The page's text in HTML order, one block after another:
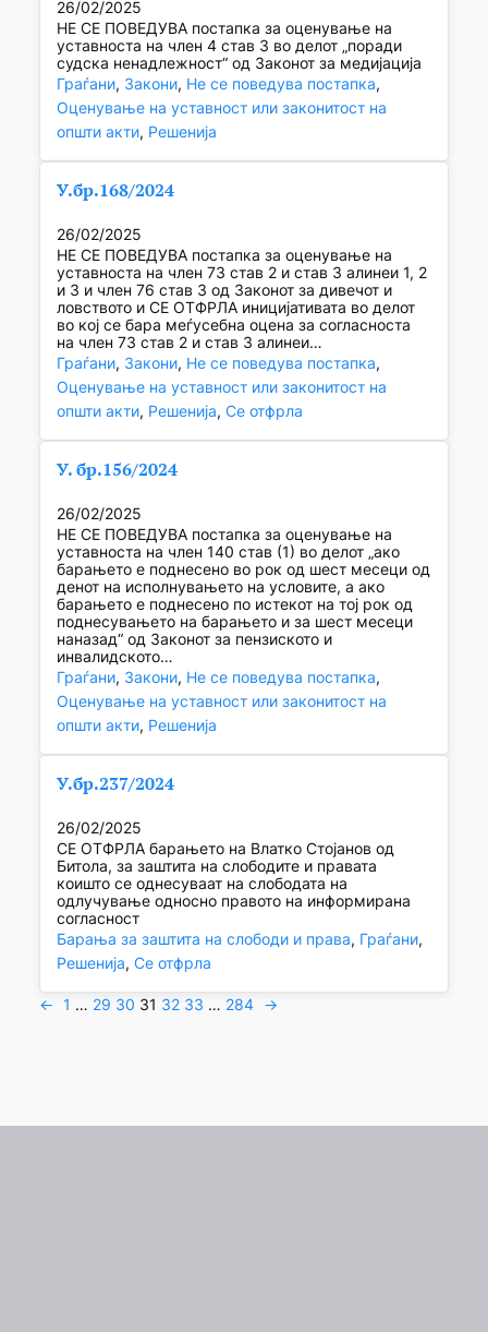
26/02/2025
НЕ СЕ ПОВЕДУВА постапка за оценување на
уставноста на член 4 став 3 во делот „поради
судска ненадлежност“ од Законот за медијација
Граѓани, Закони, Не се поведува постапка
Оценување на уставност или законитост на
општи акти, Решенија
У.бр.168/2024
26/02/2025
НЕ СЕ ПОВЕДУВА постапка за оценување на
уставноста на член 73 став 2 и став 3 алинеи 1, 2
и 3 и член 76 став 3 од Законот за дивечот и
ловството и СЕ ОТФРЛА иницијативата во делот
во кој се бара меѓусебна оцена за согласноста
на член 73 став 2 и став 3 алинеи…
Граѓани, Закони, Не се поведува постапка
Оценување на уставност или законитост на
општи акти, Решенија, Се отфрла
У. бр.156/2024
26/02/2025
НЕ СЕ ПОВЕДУВА постапка за оценување на
уставноста на член 140 став (1) во делот „ако
барањето е поднесено во рок од шест месеци од
денот на исполнувањето на условите, а ако
барањето е поднесено по истекот на тој рок од
поднесувањето на барањето и за шест месеци
наназад“ од Законот за пензиското и
инвалидското…
Граѓани, Закони, Не се поведува постапка
Оценување на уставност или законитост на
општи акти, Решенија
У.бр.237/2024
26/02/2025
СЕ ОТФРЛА барањето на Влатко Стојанов од
Битола, за заштита на слободите и правата
коишто се однесуваат на слободата на
одлучување односно правото на информирана
согласност
Барања за заштита на слободи и права, Граѓани
Решенија, Се отфрла
← 1 … 29 30 31 32 33 … 284 →